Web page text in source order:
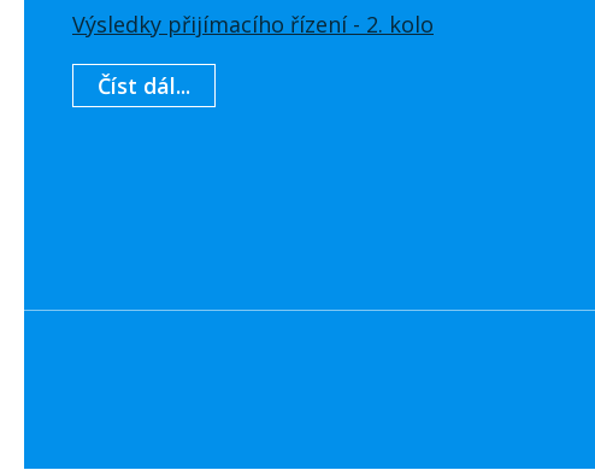
Výsledky přijímacího řízení - 2. kolo
Číst dál...